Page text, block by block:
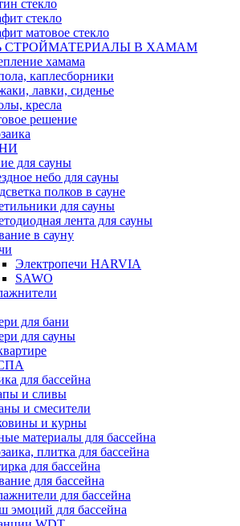
стекло
стекло
матовое стекло
СТРОЙМАТЕРИАЛЫ В ХАМАМ
хамама
каплесборники
лавки, сиденье
кресла
решение
для сауны
небо для сауны
полков в сауне
для сауны
лента для сауны
в сауну
Электропечи HARVIA
SAWO
для бани
для сауны
для бассейна
и сливы
и смесители
и курны
материалы для бассейна
плитка для бассейна
для бассейна
для бассейна
для бассейна
эмоций для бассейна